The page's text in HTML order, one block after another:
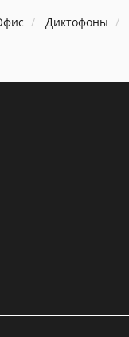
Диктофоны